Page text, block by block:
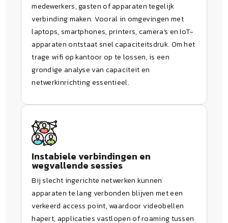
medewerkers, gasten of apparaten tegelijk
verbinding maken. Vooral in omgevingen met
laptops, smartphones, printers, camera's en IoT-
apparaten ontstaat snel capaciteitsdruk. Om het
trage wifi op kantoor op te lossen, is een
grondige analyse van capaciteit en
netwerkinrichting essentieel.
Instabiele verbindingen en
wegvallende sessies
Bij slecht ingerichte netwerken kunnen
apparaten te lang verbonden blijven met een
verkeerd access point, waardoor videobellen
hapert, applicaties vastlopen of roaming tussen